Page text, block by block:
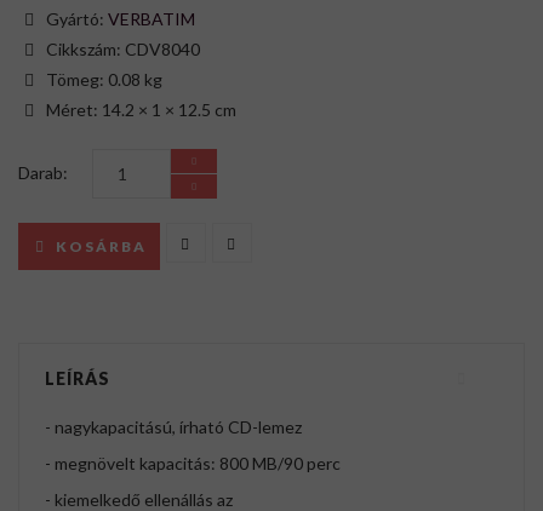
Gyártó: VERBATIM
Cikkszám: CDV8040
Tömeg: 0.08 kg
Méret: 14.2 × 1 × 12.5 cm
Darab:
KOSÁRBA
LEÍRÁS
- nagykapacitású, írható CD-lemez
- megnövelt kapacitás: 800 MB/90 perc
- kiemelkedő ellenállás az